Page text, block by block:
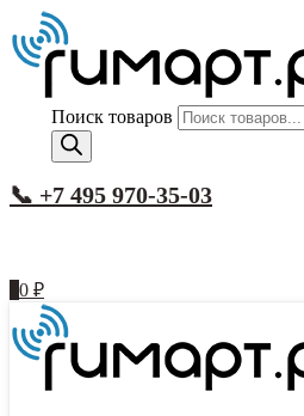
Поиск товаров
📞 +7 495 970-35-03
0 ₽